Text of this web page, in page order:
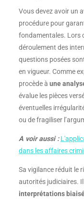
Vous devez avoir un
procédure pour
fondamentales. Lors
déroulement des
questions posées
en vigueur. Comme
procède à une
évalue les pièces
éventuelles
ou de fragiliser
A voir aussi :
dans les affaires
Sa vigilance réduit le
autorités judiciaires. Il
interprétations